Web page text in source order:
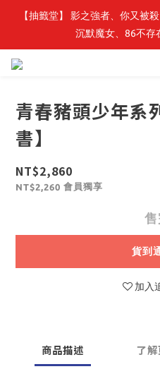
最新開賣🔥「全知
【抽籤堂】 影之強者、你又被
沉默魔女、86不存
青春豬頭少年系
書】
NT$2,860
NT$2,260 會員獨享
售
貨到
加入
商品描述 了